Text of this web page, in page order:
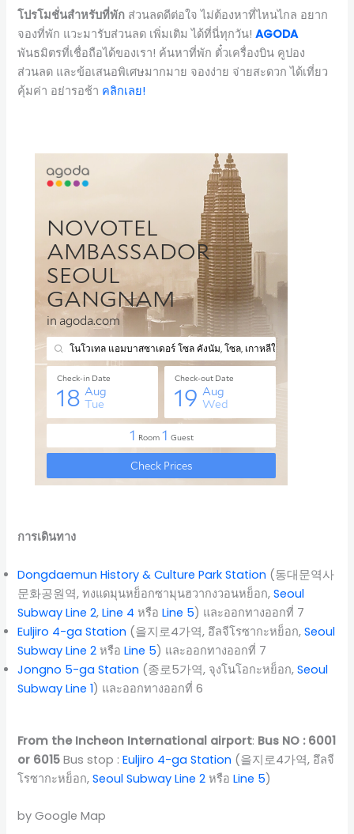
โปรโมชั่นสำหรับที่พัก ส่วนลดดีต่อใจ ไม่ต้องหาที่ไหนไกล อยาก
จองที่พัก แวะมารับส่วนลด เพิ่มเติม ได้ที่นี่ทุกวัน!AGODA
พันธมิตรที่เชื่อถือได้ของเรา! ค้นหาที่พัก ตั๋วเครื่องบิน คูปอง
ส่วนลด และข้อเสนอพิเศษมากมาย จองง่าย จ่ายสะดวก ได้เที่ยว
คุ้มค่า อย่ารอช้า คลิกเลย!
การเดินทาง
Dongdaemun History & Culture Park Station (동대문역사
문화공원역, ทงแดมุนหย็อกซามุนฮวากงวอนหย็อก,Seoul
Subway Line 2,Line 4 หรือLine 5) และออกทางออกที่ 7
Euljiro 4-ga Station (을지로4가역, อึลจีโรซากะหย็อก,Seoul
Subway Line 2 หรือLine 5) และออกทางออกที่ 7
Jongno 5-ga Station (종로5가역, จุงโนโอกะหย็อก,Seoul
Subway Line 1) และออกทางออกที่ 6
From the Incheon International airport: Bus NO : 6001
or 6015Bus stop :Euljiro 4-ga Station (을지로4가역, อึลจี
โรซากะหย็อก,Seoul Subway Line 2 หรือLine 5)
by Google Map